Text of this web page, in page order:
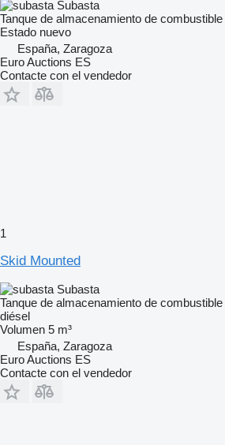
Subasta
Tanque de almacenamiento de combustible
Estado nuevo
España, Zaragoza
Euro Auctions ES
Contacte con el vendedor
1
Skid Mounted
Subasta
Tanque de almacenamiento de combustible
diésel
Volumen 5 m³
España, Zaragoza
Euro Auctions ES
Contacte con el vendedor